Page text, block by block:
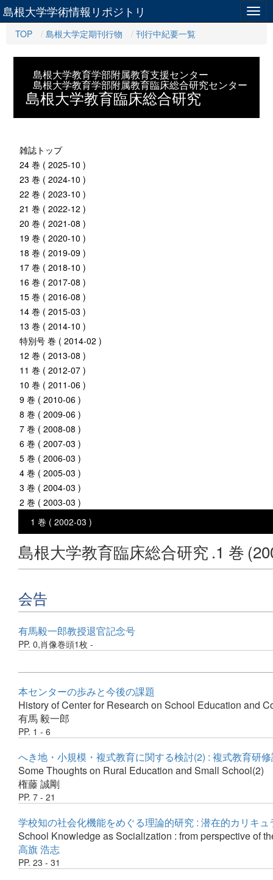
島根大学学術情報リポジトリ
TOP 島根大学定期刊行物 刊行中紀要一覧
島根大学教育学部附属教育支援センター
島根大学教育学部附属教育臨床総合研究センター
島根大学教育臨床総合研究
雑誌トップ
24 巻 ( 2025-10 )
23 巻 ( 2024-10 )
22 巻 ( 2023-10 )
21 巻 ( 2022-12 )
20 巻 ( 2021-08 )
19 巻 ( 2020-10 )
18 巻 ( 2019-09 )
17 巻 ( 2018-10 )
16 巻 ( 2017-08 )
15 巻 ( 2016-08 )
14 巻 ( 2015-03 )
13 巻 ( 2014-10 )
特別号 巻 ( 2014-02 )
12 巻 ( 2013-08 )
11 巻 ( 2012-07 )
10 巻 ( 2011-06 )
9 巻 ( 2010-06 )
8 巻 ( 2009-06 )
7 巻 ( 2008-08 )
6 巻 ( 2007-03 )
5 巻 ( 2006-03 )
4 巻 ( 2005-03 )
3 巻 ( 2004-03 )
2 巻 ( 2003-03 )
1 巻 ( 2002-03 )
島根大学教育臨床総合研究 .1 巻
会告
有馬毅一郎教授退官記念号
PP. 0,肖像巻頭1枚 -
本センターの歩みと今後の課題
History of Center for Research on School Education and
有馬 毅一郎
PP. 1 - 6
へき地・小規模・複式教育に関する検討(2) : 複式教育研
Some Thoughts on Rural Education and Small School(2)
権藤 誠剛
PP. 7 - 21
学校知の社会化機能をめぐる理論的研究 : 潜在的カリキ
School Knowledge as Socialization : from perspective of
高旗 浩志
PP. 23 - 31